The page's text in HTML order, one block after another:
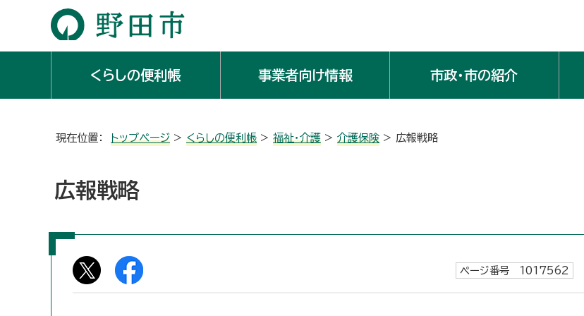
くらしの便利帳 事業者向け情報 市政・市の紹介
現在位置： トップページ > くらしの便利帳 > 福祉・介護 > 介護保険 > 広報戦略
広報戦略
ページ番号 1017562